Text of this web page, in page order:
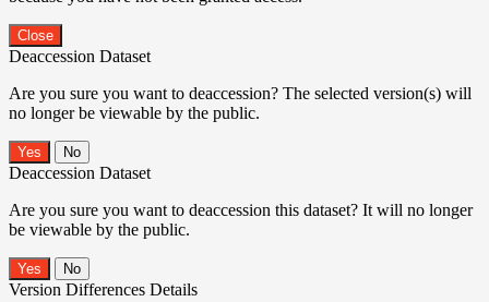
Close
Deaccession Dataset
Are you sure you want to deaccession? The selected version(s) will
no longer be viewable by the public.
No
Deaccession Dataset
Are you sure you want to deaccession this dataset? It will no longer
be viewable by the public.
No
Version Differences Details